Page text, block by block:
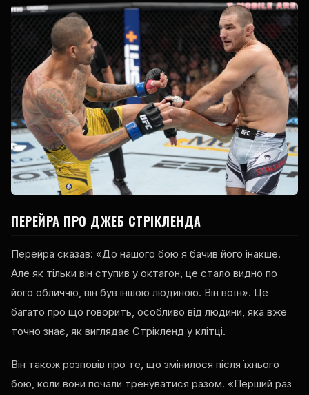
ПЕРЕЙРА ПРО ДЖЕБ СТРІКЛЕНДА
Перейра сказав: «До нашого бою я бачив його інакше.
Але як тільки він ступив у октагон, це стало видно по
його обличчю, він був іншою людиною. Він воїн». Це
багато про що говорить, особливо від людини, яка вже
точно знає, як виглядає Стрікленд у клітці.
Він також розповів про те, що змінилося після їхнього
бою, коли вони почали тренуватися разом. «Перший раз